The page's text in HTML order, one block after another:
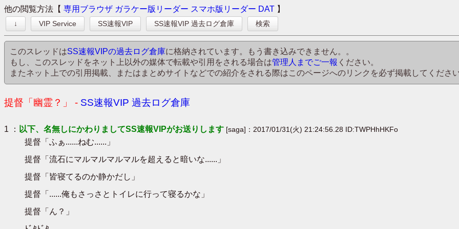
他の閲覧方法【 専用ブラウザ ガラケー版リーダー スマホ版リーダー DAT 】
↓ VIP Service SS速報VIP SS速報VIP 過去ログ倉庫 検索
このスレッドはSS速報VIPの過去ログ倉庫に格納されています。もう書き込みできません。。
もし、このスレッドをネット上以外の媒体で転載や引用をされる場合は管理人までご一報 ください。
またネット上での引用掲載、またはまとめサイトなどでの紹介をされる際はこのページへのリンクを必ず掲載してくださ
提督「幽霊？」 - SS速報VIP 過去ログ倉庫
1 ： 以下、名無しにかわりましてSS速報VIPがお送りします [saga]：2017/01/31(火) 21:24:56.28 ID:TWPHhHKFo
提督「ふぁ......ねむ......」
提督「流石にマルマルマルマルを超えると暗いな......」
提督「皆寝てるのか静かだし」
提督「......俺もさっさとトイレに行って寝るかな」
提督「ん？」